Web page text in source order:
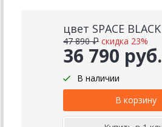
цвет SPACE BLACK
36 790 руб.
47 890 ₽ скидка 23%
В наличии